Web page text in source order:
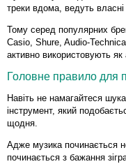
треки вдома, ведуть
Тому серед популярних
Casio, Shure, Audio-
активно використовують
Головне правило для
Навіть не намагайтеся
інструмент, який
щодня.
Адже музика починається
починається з бажання